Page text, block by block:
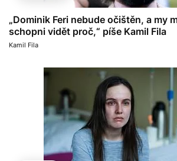
„Dominik Feri nebude očištěn, a my
schopni vidět proč,“ píše Kamil Fila
Kamil Fila